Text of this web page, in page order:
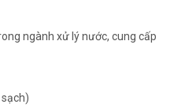
ngành xử lý nước, cung cấp